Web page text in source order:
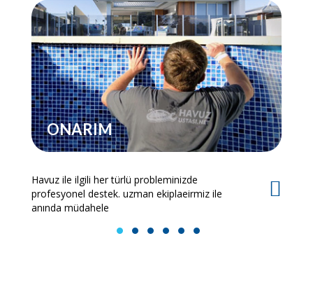
ONARIM
Havuz ile ilgili her türlü probleminizde
profesyonel destek. uzman ekiplaeirmiz ile
anında müdahele
1 2 3 4 5 6